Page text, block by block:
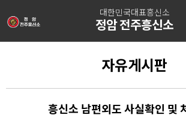
대한민국대표흥신소
정암 전주흥신소
자유게시판
흥신소 남편외도 사실확인 및